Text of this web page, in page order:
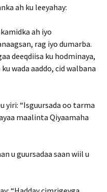
ah ku leeyahay:
ah iyo
rag iyo dumarba.
deeqdiisa ku hodminaya,
wada aaddo, cid walbana
yiri: “Isguursada oo tarma
maalinta Qiyaamaha
u guursadaa saan wiil u